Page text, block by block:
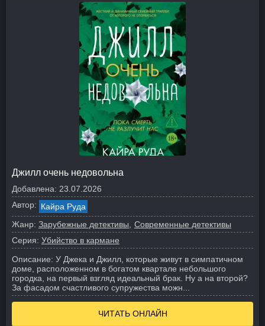
Джилл очень недовольна
Добавлена: 23.07.2026
Автор: Кайра Руда
Жанр: Зарубежные детективы
Современные детективы
Серия: Убийство в кармане
Описание: У Джека и Джилл, которые живут в симпатичном
доме, расположенном в богатом квартале небольшого
городка, на первый взгляд идеальный брак. Ну а на второй?
За фасадом счастливого супружества можн...
ЧИТАТЬ ОНЛАЙН